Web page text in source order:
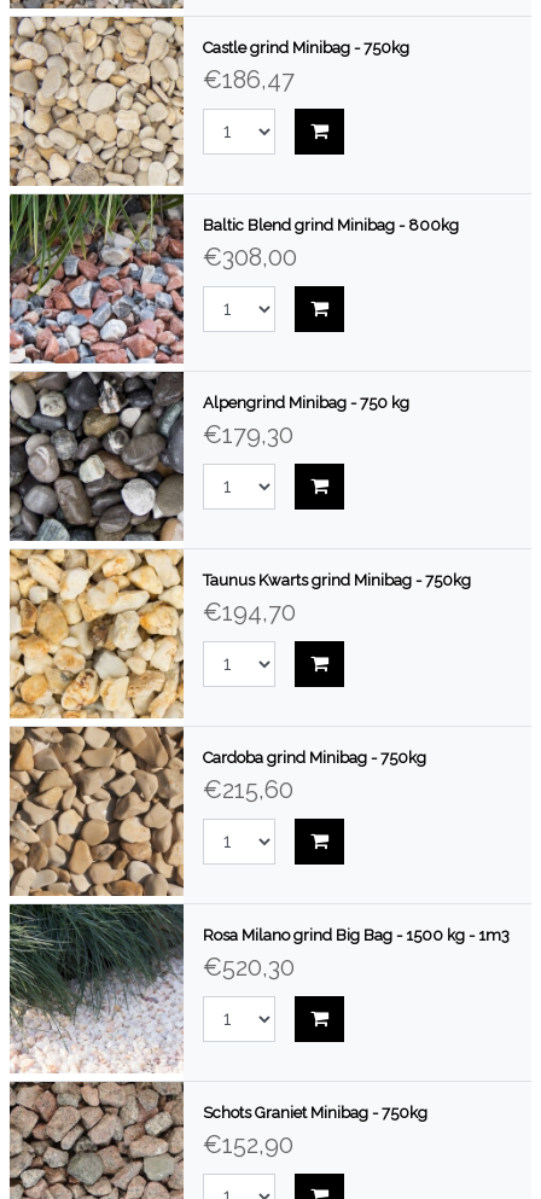
Castle grind Minibag - 750kg
€186,47
Baltic Blend grind Minibag - 800kg
€308,00
Alpengrind Minibag - 750 kg
€179,30
Taunus Kwarts grind Minibag - 750kg
€194,70
Cardoba grind Minibag - 750kg
€215,60
Rosa Milano grind Big Bag - 1500 kg - 1m3
€520,30
Schots Graniet Minibag - 750kg
€152,90